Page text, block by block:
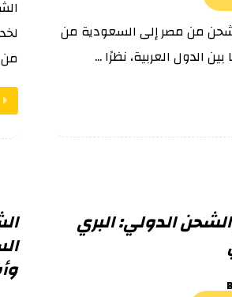
من مصر إلى السعودية من
الدول العربية، نظرًا ...
من
الدولي: البري